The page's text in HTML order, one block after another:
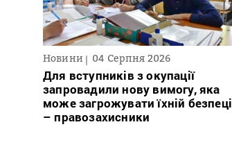
Новини 04 Серпня 2026
Для вступників з окупації
запровадили нову вимогу, яка
може загрожувати їхній безпеці
– правозахисники